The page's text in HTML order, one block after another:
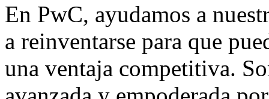
En PwC, ayudamos a
a reinventarse para que
una ventaja competitiva.